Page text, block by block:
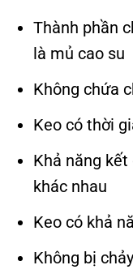
Thành phần
là mủ cao su
Không chứa
Keo có thời
Khả năng
khác nhau
Keo có khả
Không bị